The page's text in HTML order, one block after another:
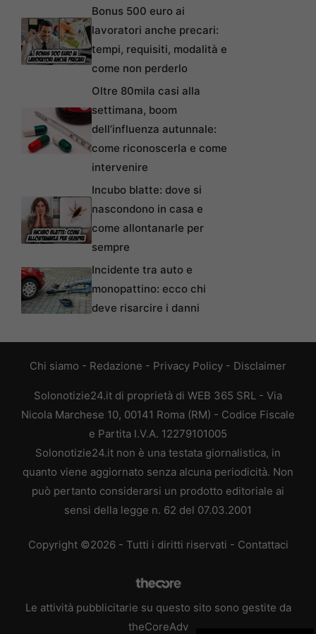
Bonus 500 euro ai
lavoratori anche precari:
tempi, requisiti, modalità e
come non perderlo
Oltre 80mila casi alla
settimana, boom
dell’influenza autunnale:
come riconoscerla e come
intervenire
Incubo blatte: dove si
nascondono in casa e
come allontanarle per
sempre
Incidente tra auto e
monopattino: ecco chi
deve risarcire i danni
Chi siamo - Redazione - Privacy Policy - Disclaimer
Solonotizie24.it di proprietà di WEB 365 SRL - Via
Nicola Marchese 10, 00141 Roma (RM) - Codice Fiscale
e Partita I.V.A. 12279101005
Solonotizie24.it non è una testata giornalistica, in
quanto viene aggiornato senza alcuna periodicità. Non
può pertanto considerarsi un prodotto editoriale ai
sensi della legge n. 62 del 07.03.2001
Copyright ©2026 - Tutti i diritti riservati - Contattaci
Le attività pubblicitarie su questo sito sono gestite da
theCoreAdv